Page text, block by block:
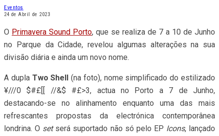
Eventos
24 de Abril de 2023
O Primavera Sound Porto, que se realiza de 7 a 10 de Junho
no Parque da Cidade, revelou algumas alterações na sua
divisão diária e ainda um novo nome.
A dupla Two Shell(na foto), nome simplificado do estilizado
¥///0 $#£[[ //&$ #£>3, actua no Porto a 7 de Junho,
destacando-se no alinhamento enquanto uma das mais
refrescantes propostas da electrónica contemporânea
londrina. O setserá suportado não só pelo EP Icons, lançado